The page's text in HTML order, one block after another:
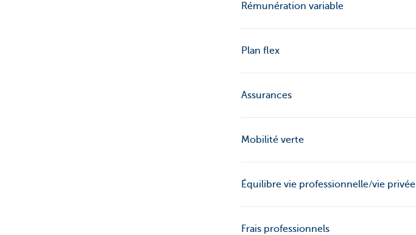
Rémunération variable
Plan flex
Assurances
Mobilité verte
Équilibre vie professionnelle/vie privée
Frais professionnels